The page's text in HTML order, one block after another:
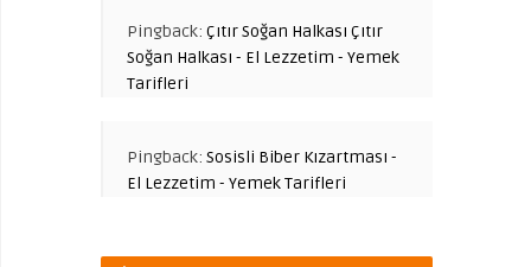
Pingback: Çıtır Soğan Halkası Çıtır
Soğan Halkası - El Lezzetim - Yemek
Tarifleri
Pingback: Sosisli Biber Kızartması -
El Lezzetim - Yemek Tarifleri